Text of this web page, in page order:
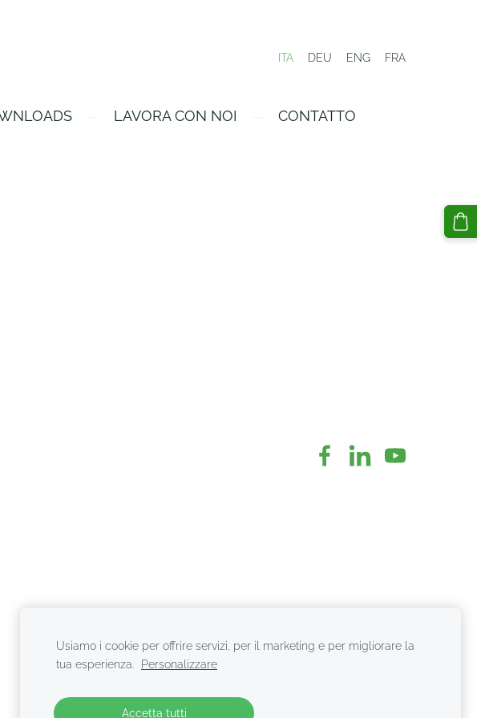
LAVORA CON NOI CONTATTO
ITA DEU ENG FRA
Usiamo i cookie per offrire servizi, per il marketing e per migliorare la
tua esperienza.
Personalizzare
Accetta tutti